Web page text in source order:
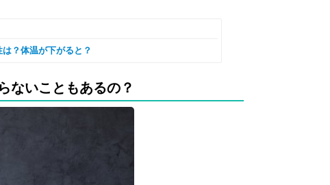
？体温が下がると？
ないこともあるの？